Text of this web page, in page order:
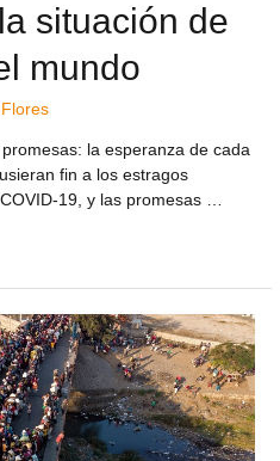
situación de
mundo
la esperanza de cada
fin a los estragos
19, y las promesas …